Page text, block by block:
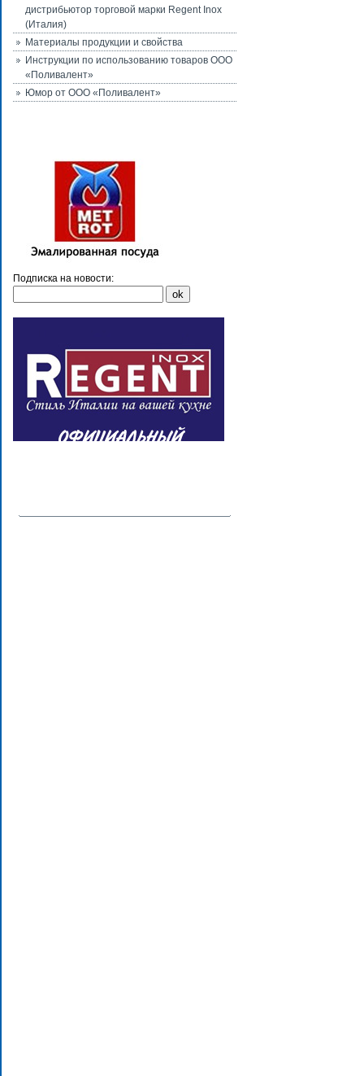
дистрибьютор торговой марки Regent Inox
(Италия)
Материалы продукции и свойства
Инструкции по использованию товаров ООО
«Поливалент»
Юмор от ООО «Поливалент»
Подписка на новости: